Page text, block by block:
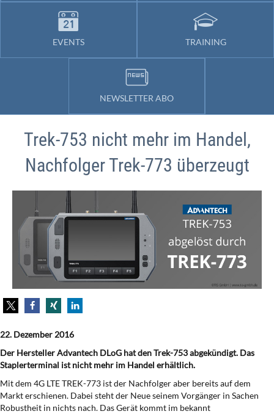
EVENTS TRAINING
NEWSLETTER ABO
Trek-753 nicht mehr im Handel,
Nachfolger Trek-773 überzeugt
22. Dezember 2016
Der Hersteller Advantech DLoG hat den Trek-753 abgekündigt. Das
Staplerterminal ist nicht mehr im Handel erhältlich.
Mit dem 4G LTE TREK-773 ist der Nachfolger aber bereits auf dem
Markt erschienen. Dabei steht der Neue seinem Vorgänger in Sachen
Robustheit in nichts nach. Das Gerät kommt im bekannt